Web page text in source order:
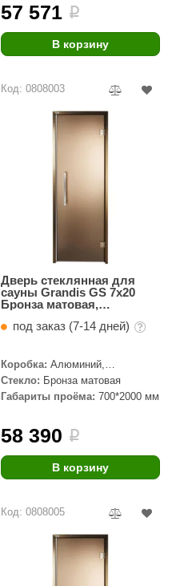
57 571 i
В корзину
Код: 0808003
Дверь стеклянная для
сауны Grandis GS 7x20
Бронза матовая,
под заказ (7-14 дней)
Коробка: Алюминий,
Бронзовый профиль
Стекло: Бронза матовая
Габариты проёма: 700*2000 мм
58 390 i
В корзину
Код: 0808005